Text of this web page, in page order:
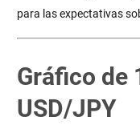
para las expectativas
Gráfico de
USD/JPY